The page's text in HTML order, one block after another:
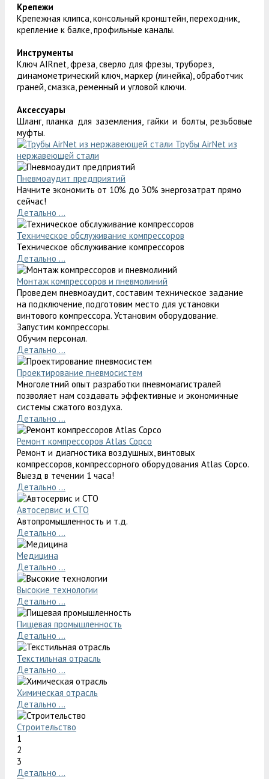
Крепежи
Крепежная клипса, консольный кронштейн, переходник,
крепление к балке, профильные каналы.
Инструменты
Ключ AIRnet, фреза, сверло для фрезы, труборез,
динамометрический ключ, маркер (линейка), обработчик
граней, смазка, ременный и угловой ключи.
Аксессуары
Шланг, планка для заземления, гайки и болты, резьбовые
муфты.
Трубы AirNet из
нержавеющей стали
Пневмоаудит предприятий
Начните экономить от 10% до 30% энергозатрат прямо
сейчас!
Детально ...
Техническое обслуживание компрессоров
Техническое обслуживание компрессоров
Детально ...
Монтаж компрессоров и пневмолиний
Проведем пневмоаудит, составим техническое задание
на подключение, подготовим место для установки
винтового компрессора. Установим оборудование.
Запустим компрессоры.
Обучим персонал.
Детально ...
Проектирование пневмосистем
Многолетний опыт разработки пневмомагистралей
позволяет нам создавать эффективные и экономичные
системы сжатого воздуха.
Детально ...
Ремонт компрессоров Atlas Copco
Ремонт и диагностика воздушных, винтовых
компрессоров, компрессорного оборудования Atlas Copco.
Выезд в течении 1 часа!
Детально ...
Автосервис и СТО
Автопромышленность и т.д.
Детально ...
Медицина
Детально ...
Высокие технологии
Детально ...
Пищевая промышленность
Детально ...
Текстильная отрасль
Детально ...
Химическая отрасль
Детально ...
Строительство
1
2
3
Детально ...